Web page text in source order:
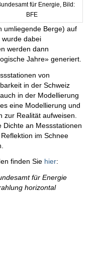
für Energie, Bild:
BFE
umliegende Berge) auf
dabei
werden dann
Jahre» generiert.
von
in der Schweiz
in der Modellierung
eine Modellierung und
zur Realität aufweisen.
Dichte an Messstationen
im Schnee
finden Sie hier:
für Energie
horizontal